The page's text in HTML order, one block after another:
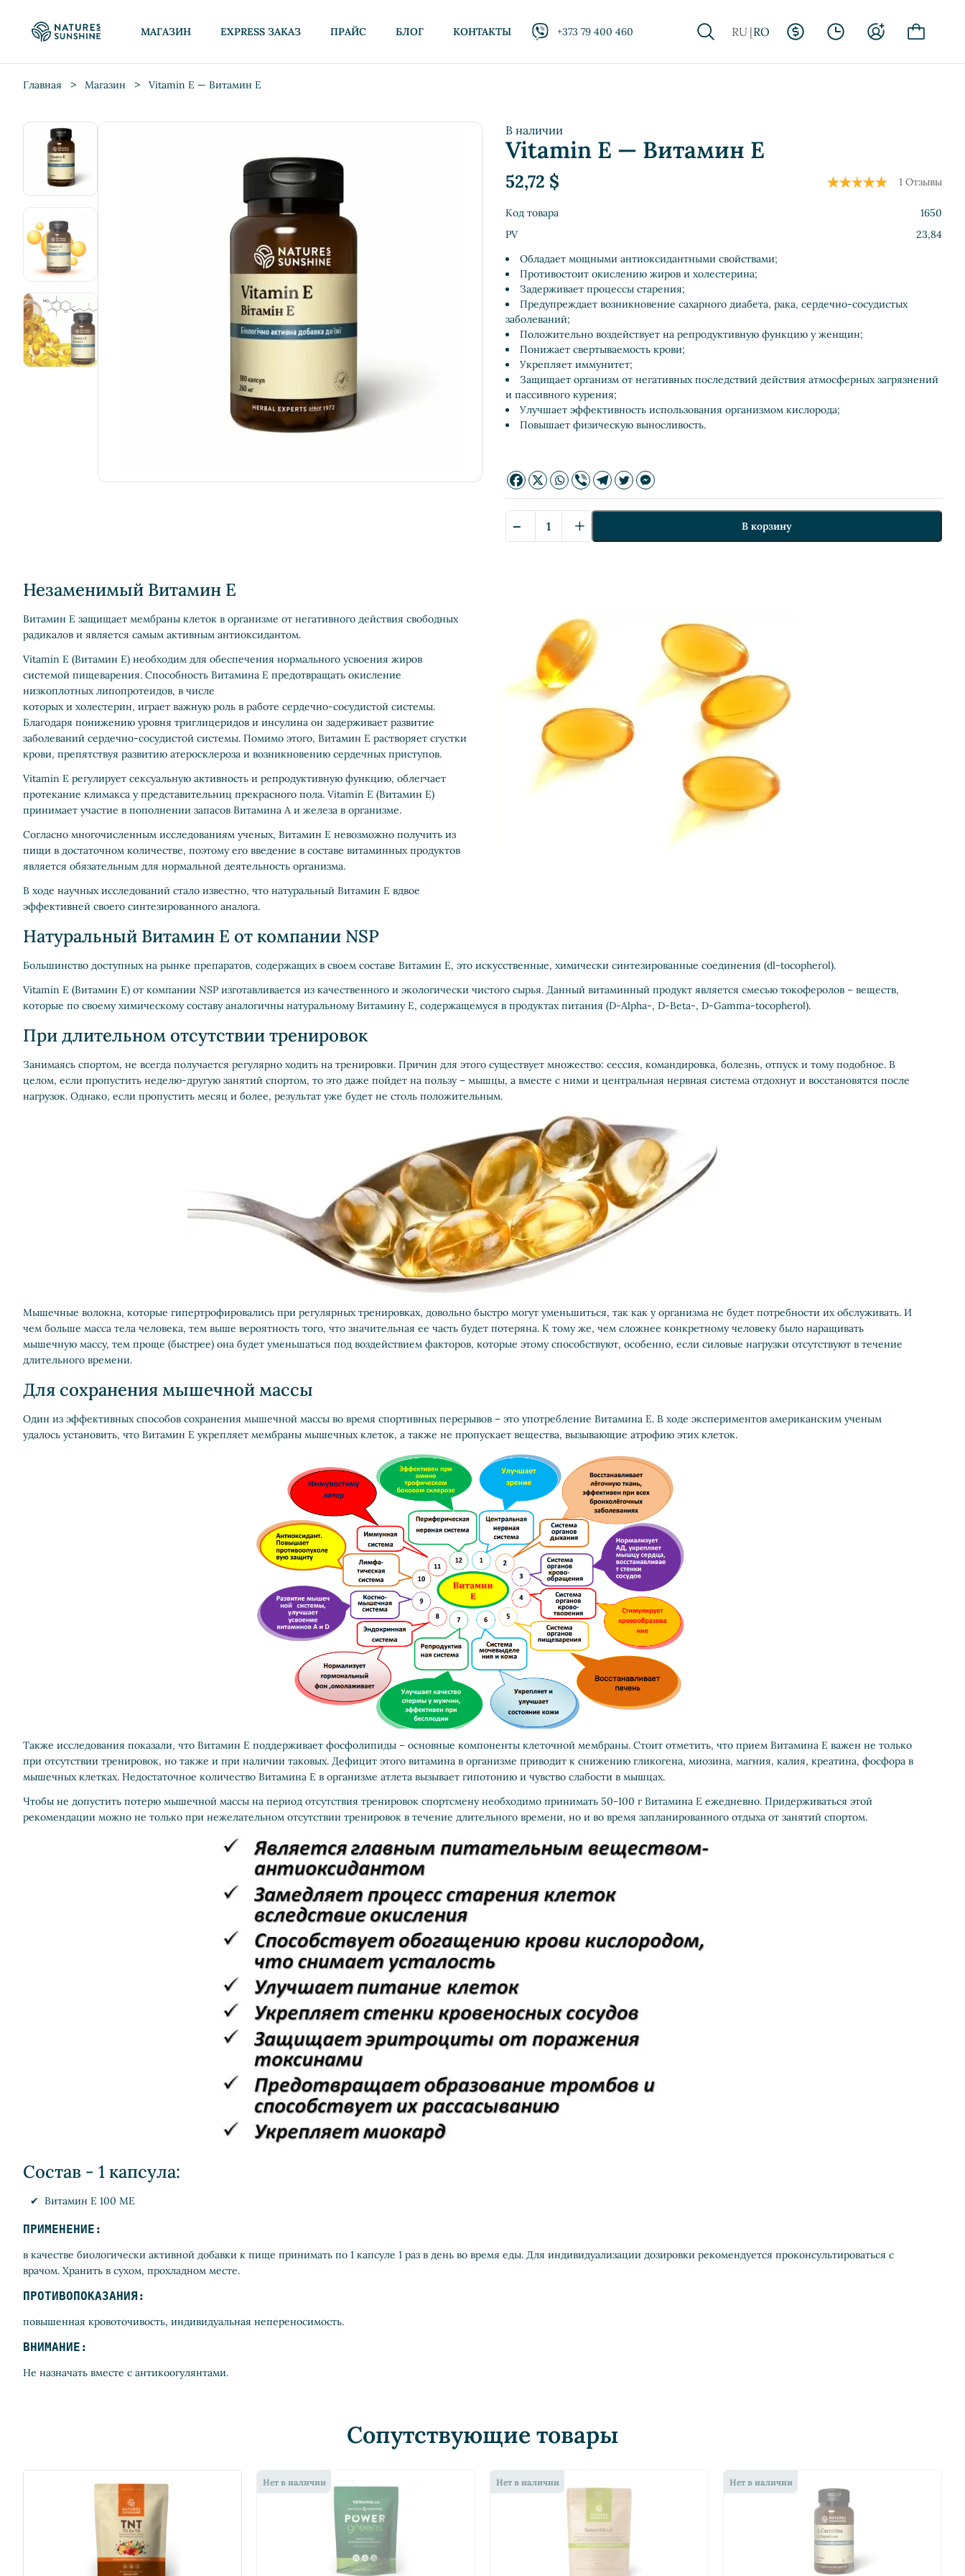
МАГАЗИН EXPRESS ЗАКАЗ ПРАЙС БЛОГ КОНТАКТЫ +373 79 400 460 RU RO
Главная > Магазин > Vitamin E — Витамин Е
В наличии
Vitamin E — Витамин Е
52,72 $ 1 Отзывы
Код товара
1650
PV
23,84
Обладает мощными антиоксидантными свойствами;
Противостоит окислению жиров и холестерина;
Задерживает процессы старения;
Предупреждает возникновение сахарного диабета, рака, сердечно-сосудистых
заболеваний;
Положительно воздействует на репродуктивную функцию у женщин;
Понижает свертываемость крови;
Укрепляет иммунитет;
Защищает организм от негативных последствий действия атмосферных загрязнений
и пассивного курения;
Улучшает эффективность использования организмом кислорода;
Повышает физическую выносливость.
-
Количество
Vitamin
+ В корзину
Незаменимый Витамин E
Витамин E защищает мембраны клеток в организме от негативного действия свободных
радикалов и является самым активным антиоксидантом.
Vitamin E (Витамин E) необходим для обеспечения нормального усвоения жиров
системой пищеварения. Способность Витамина E предотвращать окисление
низкоплотных липопротеидов, в числе
которых и холестерин, играет важную роль в работе сердечно-сосудистой системы.
Благодаря понижению уровня триглицеридов и инсулина он задерживает развитие
заболеваний сердечно-сосудистой системы. Помимо этого, Витамин E растворяет сгустки
крови, препятствуя развитию атеросклероза и возникновению сердечных приступов.
Vitamin E регулирует сексуальную активность и репродуктивную функцию, облегчает
протекание климакса у представительниц прекрасного пола. Vitamin E (Витамин E)
принимает участие в пополнении запасов Витамина A и железа в организме.
Согласно многочисленным исследованиям ученых, Витамин E невозможно получить из
пищи в достаточном количестве, поэтому его введение в составе витаминных продуктов
является обязательным для нормальной деятельность организма.
В ходе научных исследований стало известно, что натуральный Витамин E вдвое
эффективней своего синтезированного аналога.
Натуральный Витамин E от компании NSP
Большинство доступных на рынке препаратов, содержащих в своем составе Витамин E, это искусственные, химически синтезированные соединения (dl-tocopherol).
Vitamin E (Витамин E) от компании NSP изготавливается из качественного и экологически чистого сырья. Данный витаминный продукт является смесью токоферолов – веществ,
которые по своему химическому составу аналогичны натуральному Витамину E, содержащемуся в продуктах питания (D-Alpha-, D-Beta-, D-Gamma-tocopherol).
При длительном отсутствии тренировок
Занимаясь спортом, не всегда получается регулярно ходить на тренировки. Причин для этого существует множество: сессия, командировка, болезнь, отпуск и тому подобное. В
целом, если пропустить неделю-другую занятий спортом, то это даже пойдет на пользу – мышцы, а вместе с ними и центральная нервная система отдохнут и восстановятся после
нагрузок. Однако, если пропустить месяц и более, результат уже будет не столь положительным.
Мышечные волокна, которые гипертрофировались при регулярных тренировках, довольно быстро могут уменьшиться, так как у организма не будет потребности их обслуживать. И
чем больше масса тела человека, тем выше вероятность того, что значительная ее часть будет потеряна. К тому же, чем сложнее конкретному человеку было наращивать
мышечную массу, тем проще (быстрее) она будет уменьшаться под воздействием факторов, которые этому способствуют, особенно, если силовые нагрузки отсутствуют в течение
длительного времени.
Для сохранения мышечной массы
Один из эффективных способов сохранения мышечной массы во время спортивных перерывов – это употребление Витамина E. В ходе экспериментов американским ученым
удалось установить, что Витамин E укрепляет мембраны мышечных клеток, а также не пропускает вещества, вызывающие атрофию этих клеток.
Также исследования показали, что Витамин E поддерживает фосфолипиды – основные компоненты клеточной мембраны. Стоит отметить, что прием Витамина E важен не только
при отсутствии тренировок, но также и при наличии таковых. Дефицит этого витамина в организме приводит к снижению гликогена, миозина, магния, калия, креатина, фосфора в
мышечных клетках. Недостаточное количество Витамина E в организме атлета вызывает гипотонию и чувство слабости в мышцах.
Чтобы не допустить потерю мышечной массы на период отсутствия тренировок спортсмену необходимо принимать 50-100 г Витамина E ежедневно. Придерживаться этой
рекомендации можно не только при нежелательном отсутствии тренировок в течение длительного времени, но и во время запланированного отдыха от занятий спортом.
Состав - 1 капсула:
Витамин Е 100 МЕ
ПРИМЕНЕНИЕ:
в качестве биологически активной добавки к пище принимать по 1 капсуле 1 раз в день во время еды. Для индивидуализации дозировки рекомендуется проконсультироваться с
врачом. Хранить в сухом, прохладном месте.
ПРОТИВОПОКАЗАНИЯ:
повышенная кровоточивость, индивидуальная непереносимость.
ВНИМАНИЕ:
Не назначать вместе с антикоогулянтами.
Сопутствующие товары
Нет в наличии Нет в наличии Нет в наличии